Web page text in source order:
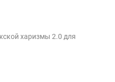
харизмы 2.0 для